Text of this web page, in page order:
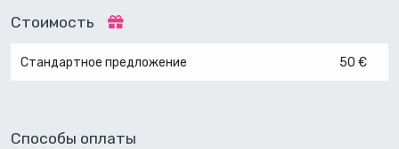
Стоимость
Стандартное предложение 50 €
Способы оплаты